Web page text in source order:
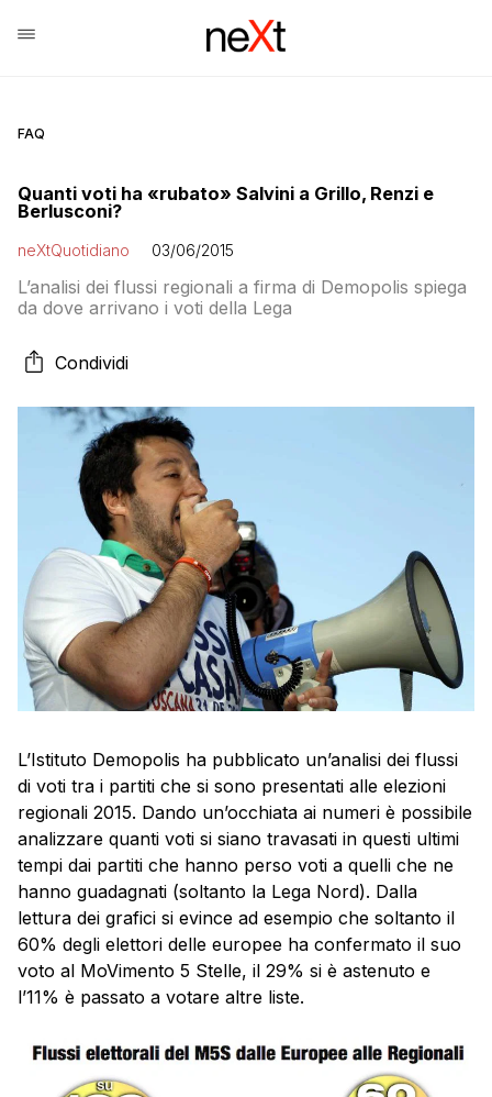
FAQ
Quanti voti ha «rubato» Salvini a Grillo, Renzi e
Berlusconi?
neXtQuotidiano 03/06/2015
L’analisi dei flussi regionali a firma di Demopolis spiega
da dove arrivano i voti della Lega
Condividi
L’Istituto Demopolis ha pubblicato un’analisi dei flussi
di voti tra i partiti che si sono presentati alle elezioni
regionali 2015. Dando un’occhiata ai numeri è possibile
analizzare quanti voti si siano travasati in questi ultimi
tempi dai partiti che hanno perso voti a quelli che ne
hanno guadagnati (soltanto la Lega Nord). Dalla
lettura dei grafici si evince ad esempio che soltanto il
60% degli elettori delle europee ha confermato il suo
voto al MoVimento 5 Stelle, il 29% si è astenuto e
l’11% è passato a votare altre liste.